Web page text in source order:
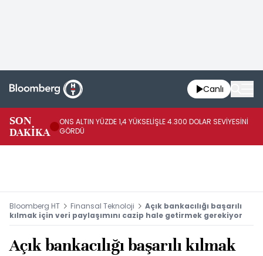
Canlı
SON
DAKİKA
ONS ALTIN YÜZDE 1,4 YÜKSELİŞLE 4.300 DOLAR SEVİYESİNİ
GÖRDÜ
Bloomberg HT Finansal Teknoloji
Açık bankacılığı başarılı
kılmak için veri paylaşımını cazip hale getirmek gerekiyor
Açık bankacılığı başarılı kılmak